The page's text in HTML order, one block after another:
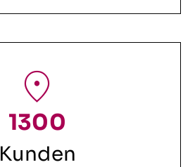
1300
Kunden